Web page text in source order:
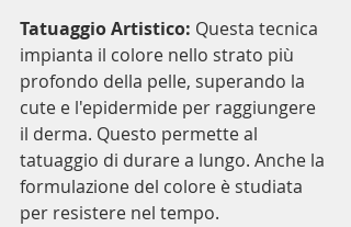
Tatuaggio Artistico: Questa tecnica
impianta il colore nello strato più
profondo della pelle, superando la
cute e l'epidermide per raggiungere
il derma. Questo permette al
tatuaggio di durare a lungo. Anche la
formulazione del colore è studiata
per resistere nel tempo.